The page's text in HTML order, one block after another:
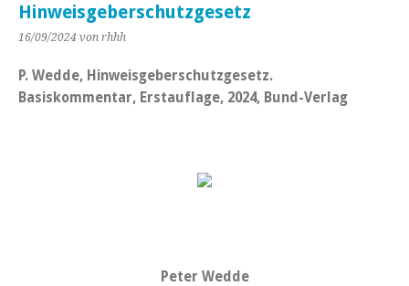
Hinweisgeberschutzgesetz
16/09/2024 von rhhh
P. Wedde, Hinweisgeberschutzgesetz.
Basiskommentar, Erstauflage, 2024, Bund-Verlag
Peter Wedde